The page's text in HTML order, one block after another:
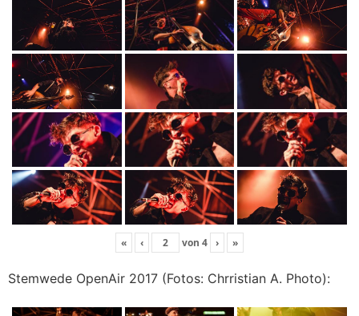
« ‹ von 4 › »
Stemwede OpenAir 2017 (Fotos: Chrristian A. Photo):